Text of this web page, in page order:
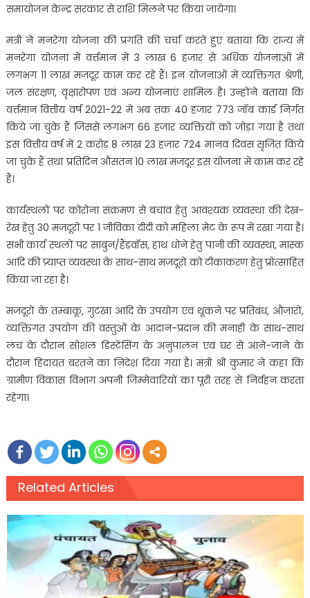
समायोजन केन्द्र सरकार से राशि मिलने पर किया जायेगा।
मंत्री ने मनरेगा योजना की प्रगति की चर्चा करते हुए बताया कि राज्य में
मनरेगा योजना में वर्त्तमान में 3 लाख 6 हजार से अधिक योजनाओं में
लगभग 11 लाख मजदूर काम कर रहे हैं। इन योजनाओं में व्यक्तिगत श्रेणी,
जल संरक्षण, वृक्षारोपण एवं अन्य योजनाएं शामिल है। उन्होंने बताया कि
वर्त्तमान वित्तीय वर्ष 2021-22 में अब तक 40 हजार 773 जॉब कार्ड निर्गत
किये जा चुके हैं जिससे लगभग 66 हजार व्यक्तियों को जोड़ा गया है तथा
इस वित्तीय वर्ष में 2 करोड़ 8 लाख 23 हजार 724 मानव दिवस सृजित किये
जा चुके हैं तथा प्रतिदिन औसतन 10 लाख मजदूर इस योजना में काम कर रहे
हैं।
कार्यस्थलों पर कोरोना संक्रमण से बचाव हेतु आवश्यक व्यवस्था की देख-
रेख हेतु 30 मजदूरों पर 1 जीविका दीदी को महिला मेट के रूप में रखा गया है।
सभी कार्य स्थलों पर साबुन/हैंडवॉस, हाथ धोने हेतु पानी की व्यवस्था, मास्क
आदि की प्र्याप्त व्यवस्था के साथ-साथ मजदूरों को टीकाकरण हेतु प्रोत्साहित
किया जा रहा है।
मजदूरों के तम्बाकू, गुटखा आदि के उपयोग एवं थूकने पर प्रतिबंध, औजारों,
व्यक्तिगत उपयोग की वस्तुओं के आदान-प्रदान की मनाही के साथ-साथ
लंच के दौरान सोशल डिस्टेंसिंग के अनुपालन एवं घर से आने-जाने के
दौरान हिदायत बरतने का निदेश दिया गया है। मंत्री श्री कुमार ने कहा कि
ग्रामीण विकास विभाग अपनी जिम्मेवारियों का पूरी तरह से निर्वहन करता
रहेगा।
Related Articles